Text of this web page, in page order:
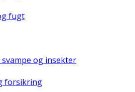
fugt
og insekter
forsikring